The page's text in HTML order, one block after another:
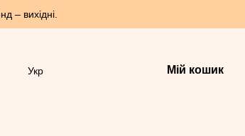
– вихідні.
Укр Мій кошик